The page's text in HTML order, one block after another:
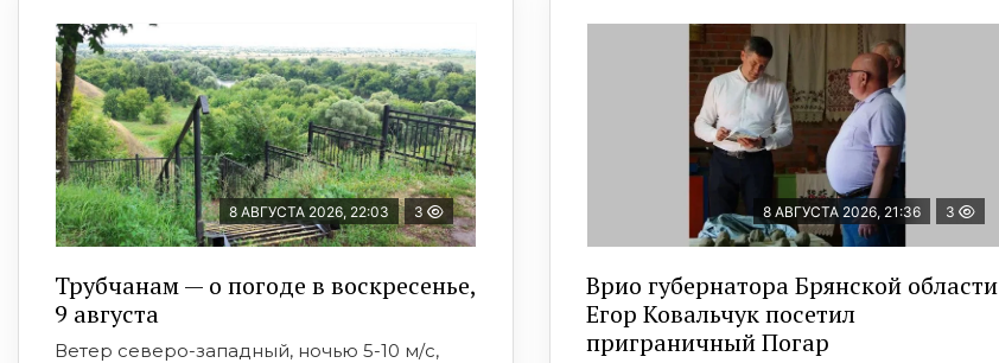
8 АВГУСТА 2026, 22:03 3
Трубчанам — о погоде в воскресенье,
9 августа
Ветер северо-западный, ночью 5-10 м/с,
8 АВГУСТА 2026, 21:36 3
Врио губернатора Брянской области
Егор Ковальчук посетил
приграничный Погар